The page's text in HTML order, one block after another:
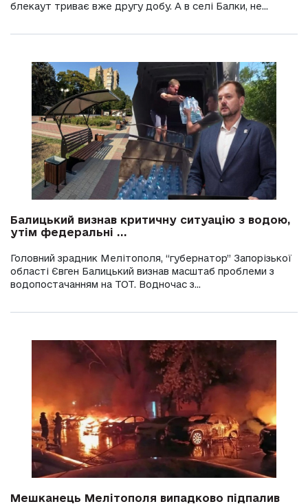
блекаут триває вже другу добу. А в селі Балки, не...
Балицький визнав критичну ситуацію з водою,
утім федеральні ...
Головний зрадник Мелітополя, “губернатор” Запорізької
області Євген Балицький визнав масштаб проблеми з
водопостачанням на ТОТ. Водночас з...
Мешканець Мелітополя випадково підпалив